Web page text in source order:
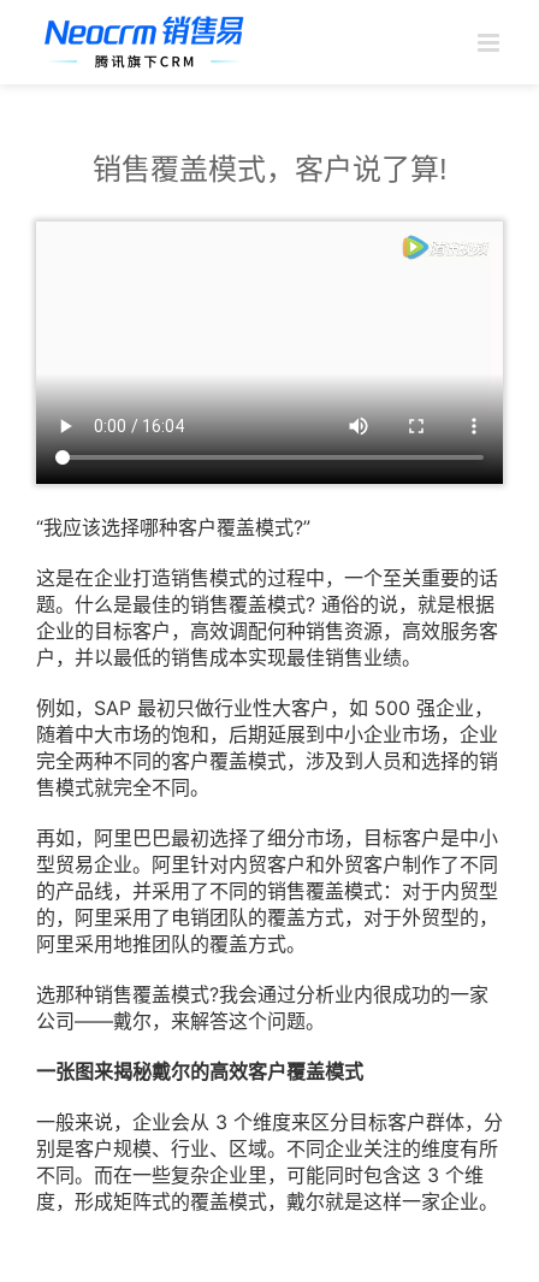
销售覆盖模式，客户说了算!
“我应该选择哪种客户覆盖模式?”
这是在企业打造销售模式的过程中，一个至关重要的话
题。什么是最佳的销售覆盖模式? 通俗的说，就是根据
企业的目标客户，高效调配何种销售资源，高效服务客
户，并以最低的销售成本实现最佳销售业绩。
例如，SAP 最初只做行业性大客户，如 500 强企业，
随着中大市场的饱和，后期延展到中小企业市场，企业
完全两种不同的客户覆盖模式，涉及到人员和选择的销
售模式就完全不同。
再如，阿里巴巴最初选择了细分市场，目标客户是中小
型贸易企业。阿里针对内贸客户和外贸客户制作了不同
的产品线，并采用了不同的销售覆盖模式：对于内贸型
的，阿里采用了电销团队的覆盖方式，对于外贸型的，
阿里采用地推团队的覆盖方式。
选那种销售覆盖模式?我会通过分析业内很成功的一家
公司——戴尔，来解答这个问题。
一张图来揭秘戴尔的高效客户覆盖模式
一般来说，企业会从 3 个维度来区分目标客户群体，分
别是客户规模、行业、区域。不同企业关注的维度有所
不同。而在一些复杂企业里，可能同时包含这 3 个维
度，形成矩阵式的覆盖模式，戴尔就是这样一家企业。